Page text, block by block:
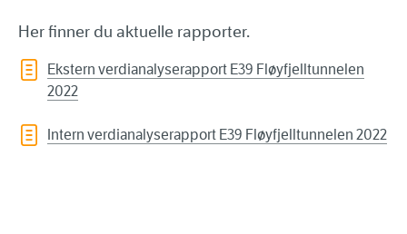
Her finner du aktuelle rapporter.
Ekstern verdianalyserapport E39 Fløyfjelltunnelen
2022
Intern verdianalyserapport E39 Fløyfjelltunnelen 2022